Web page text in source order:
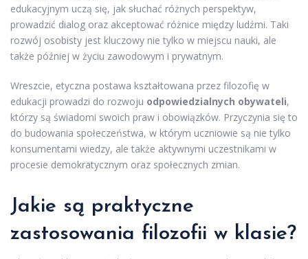
edukacyjnym uczą się, jak słuchać różnych perspektyw,
prowadzić dialog oraz akceptować różnice między ludźmi. Taki
rozwój osobisty jest kluczowy nie tylko w miejscu nauki, ale
także później w życiu zawodowym i prywatnym.
Wreszcie, etyczna postawa kształtowana przez filozofię w
edukacji prowadzi do rozwoju odpowiedzialnych obywateli,
którzy są świadomi swoich praw i obowiązków. Przyczynia się to
do budowania społeczeństwa, w którym uczniowie są nie tylko
konsumentami wiedzy, ale także aktywnymi uczestnikami w
procesie demokratycznym oraz społecznych zmian.
Jakie są praktyczne
zastosowania filozofii w klasie?